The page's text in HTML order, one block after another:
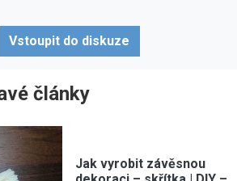
Vstoupit do diskuze
články
Jak vyrobit závěsnou